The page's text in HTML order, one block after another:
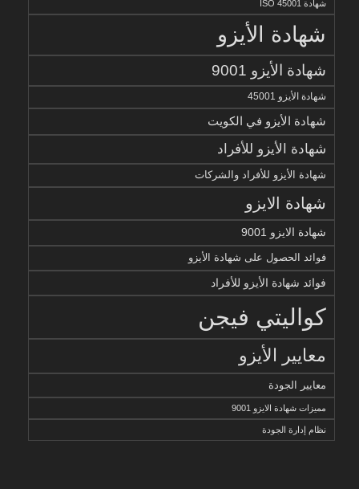
شهادة ISO 45001
شهادة الأيزو
شهادة الأيزو 9001
شهادة الأيزو 45001
شهادة الأيزو في الكويت
شهادة الأيزو للأفراد
شهادة الأيزو للأفراد والشركات
شهادة الايزو
شهادة الايزو 9001
فوائد الحصول على شهادة الأيزو
فوائد شهادة الأيزو للأفراد
كواليتي فيجن
معايير الأيزو
معايير الجودة
مميزات شهادة الايزو 9001
نظام إدارة الجودة